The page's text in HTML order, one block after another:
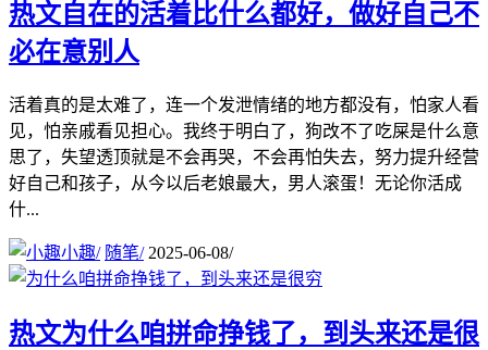
热文自在的活着比什么都好，做好自己不
必在意别人
活着真的是太难了，连一个发泄情绪的地方都没有，怕家人看
见，怕亲戚看见担心。我终于明白了，狗改不了吃屎是什么意
思了，失望透顶就是不会再哭，不会再怕失去，努力提升经营
好自己和孩子，从今以后老娘最大，男人滚蛋！无论你活成
什...
小趣/ 随笔/ 2025-06-08/
热文为什么咱拼命挣钱了，到头来还是很